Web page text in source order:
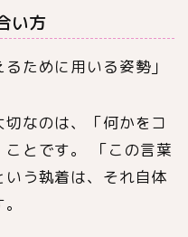
い方
ために用いる姿勢」
なのは、「何かをコ
とです。 「この言葉
う執着は、それ自体